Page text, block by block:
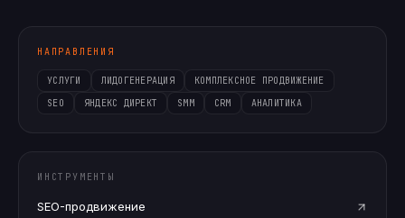
НАПРАВЛЕНИЯ
УСЛУГИ ЛИДОГЕНЕРАЦИЯ
КОМПЛЕКСНОЕ ПРОДВИЖЕНИЕ
SEO
ЯНДЕКС ДИРЕКТ SMM CRM АНАЛИТИКА
ИНСТРУМЕНТЫ
SEO-продвижение